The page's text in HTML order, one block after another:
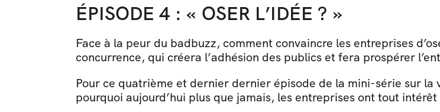
ÉPISODE 4 : « OSER L’IDÉE ? »
Face à la peur du badbuzz, comment convaincre les entreprises
concurrence, qui créera l’adhésion des publics et fera prospérer
Pour ce quatrième et dernier dernier épisode de la mini-série sur la
pourquoi aujourd’hui plus que jamais, les entreprises ont tout intérêt